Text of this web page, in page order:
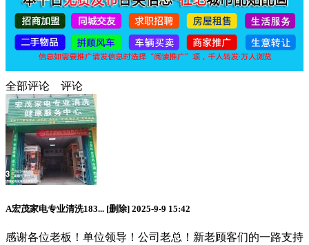
全部评论 评论
A宏茂家电专业清洗183... [删除] 2025-9-9 15:42
感谢各位老板！单位领导！公司老总！新老顾客们的一路支持